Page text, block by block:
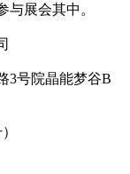
展会其中。
号院晶能梦谷B